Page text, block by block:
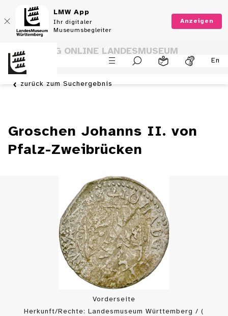
LMW App
Ihr digitaler
Museumsbegleiter
Anzeigen
En
SAMMLUNG ONLINE LANDESMUSEUM
WÜRTTEMBERG
zurück zum Suchergebnis
Groschen Johanns II. von
Pfalz-Zweibrücken
Vorderseite
Herkunft/Rechte: Landesmuseum Württemberg / (